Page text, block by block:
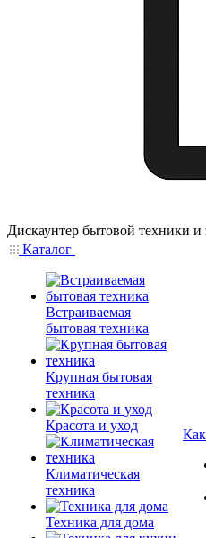
Дискаунтер бытовой техники и
Каталог
Встраиваемая
бытовая техника
Крупная бытовая
техника
Красота и уход
Климатическая
техника
Техника для дома